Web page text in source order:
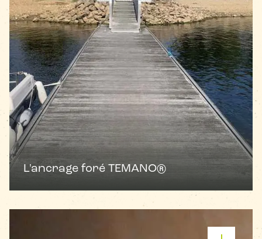
L'ancrage foré TEMANO®